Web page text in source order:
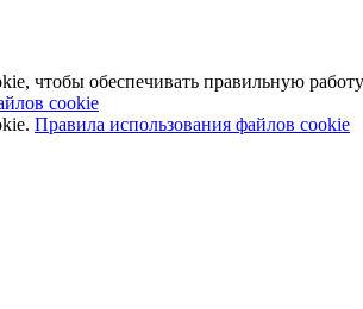
чтобы обеспечивать правильную
cookie
Правила использования файлов cookie